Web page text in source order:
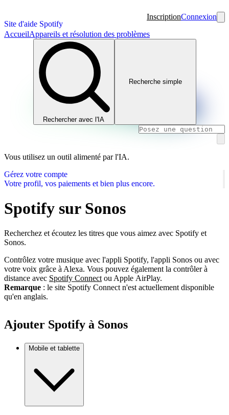
Site d'aide Spotify
InscriptionConnexion
AccueilAppareils et résolution des problèmes
Rechercher avec l'IA
Recherche simple
Vous utilisez un outil alimenté par l'IA.
Gérez votre compte
Votre profil, vos paiements et bien plus encore.
Spotify sur Sonos
Recherchez et écoutez les titres que vous aimez avec Spotify et
Sonos.
Contrôlez votre musique avec l'appli Spotify, l'appli Sonos ou avec
votre voix grâce à Alexa. Vous pouvez également la contrôler à
distance avec Spotify Connect ou Apple AirPlay.
Remarque : le site Spotify Connect n'est actuellement disponible
qu'en anglais.
Ajouter Spotify à Sonos
Mobile et tablette